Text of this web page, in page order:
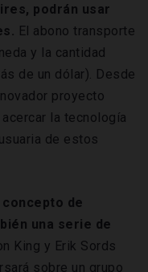
podrán usar
El abono transporte
y la cantidad
de un dólar). Desde
proyecto
la tecnología
de estos
de
una serie de
King y Erik Sords
sobre un grupo